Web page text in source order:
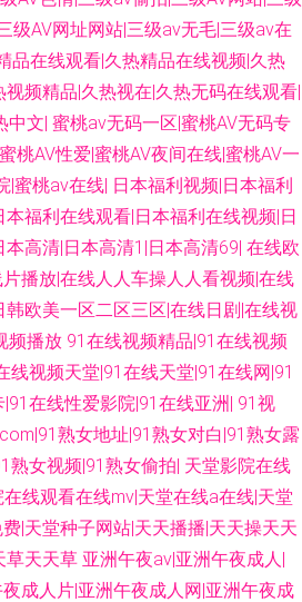
高清网站 婷婷五月天色色 女同肛交动漫 五月
屏 av盛宴国产 伊人性爱 97超碰在线精品 久
第一页 一级蜜桃视频网址 丁香久久导航 人妻
视频 国产精品成人久久 国产另类ts www国产
视 大香蕉五月天 超碰免费人人妻 91在线观看
日本AV网站 www啪啪 麻豆性爱视频 99福利
国肏逼网 aaa男人天堂 深夜福利18 www性爱
亚洲一区姦 99热福利 伦理肏屄视频在线 精
人妖性生活 91工厂 午夜福利A片官网 国产91
们乱搞 91抖淫 欧美另类A片 五月天婷婷专区
级AV网址网站|三级av无毛|三级av在
品在线观看|久热精品在线视频|久热
频精品|久热视在|久热无码在线观看|
中文| 蜜桃av无码一区|蜜桃AV无码专
桃AV性爱|蜜桃AV夜间在线|蜜桃AV一
|蜜桃av在线| 日本福利视频|日本福利
福利在线观看|日本福利在线视频|日
高清|日本高清1|日本高清69| 在线欧
播放|在线人人车操人人看视频|在线
韩欧美一区二区三区|在线日剧|在线视
频播放 91在线视频精品|91在线视频
线视频天堂|91在线天堂|91在线网|91
在线性爱影院|91在线亚洲| 91视
熟女地址|91熟女对白|91熟女露
熟女视频|91熟女偷拍| 天堂影院在线
线观看在线mv|天堂在线a在线|天堂
|天堂种子网站|天天播播|天天操天天
草天天草 亚洲午夜av|亚洲午夜成人|
成人片|亚洲午夜成人网|亚洲午夜成